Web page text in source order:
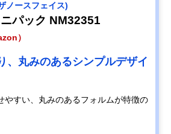
ノースフェイス)
パック NM32351
）
、丸みのあるシンプルデザイ
やすい、丸みのあるフォルムが特徴の